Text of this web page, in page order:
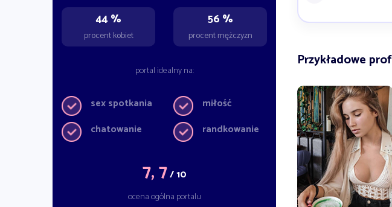
44 %
procent kobiet
56 %
procent mężczyzn
portal idealny na:
sex spotkania
chatowanie
miłość
randkowanie
7, 7/ 10
ocena ogólna portalu
Przykładowe